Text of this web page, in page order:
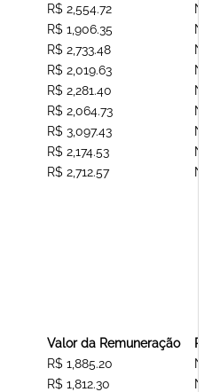
R$ 2,554.72
R$ 1,906.35
R$ 2,733.48
R$ 2,019.63
R$ 2,281.40
R$ 2,064.73
R$ 3,097.43
R$ 2,174.53
R$ 2,712.57
Valor da Remuneração
R$ 1,885.20
R$ 1,812.30